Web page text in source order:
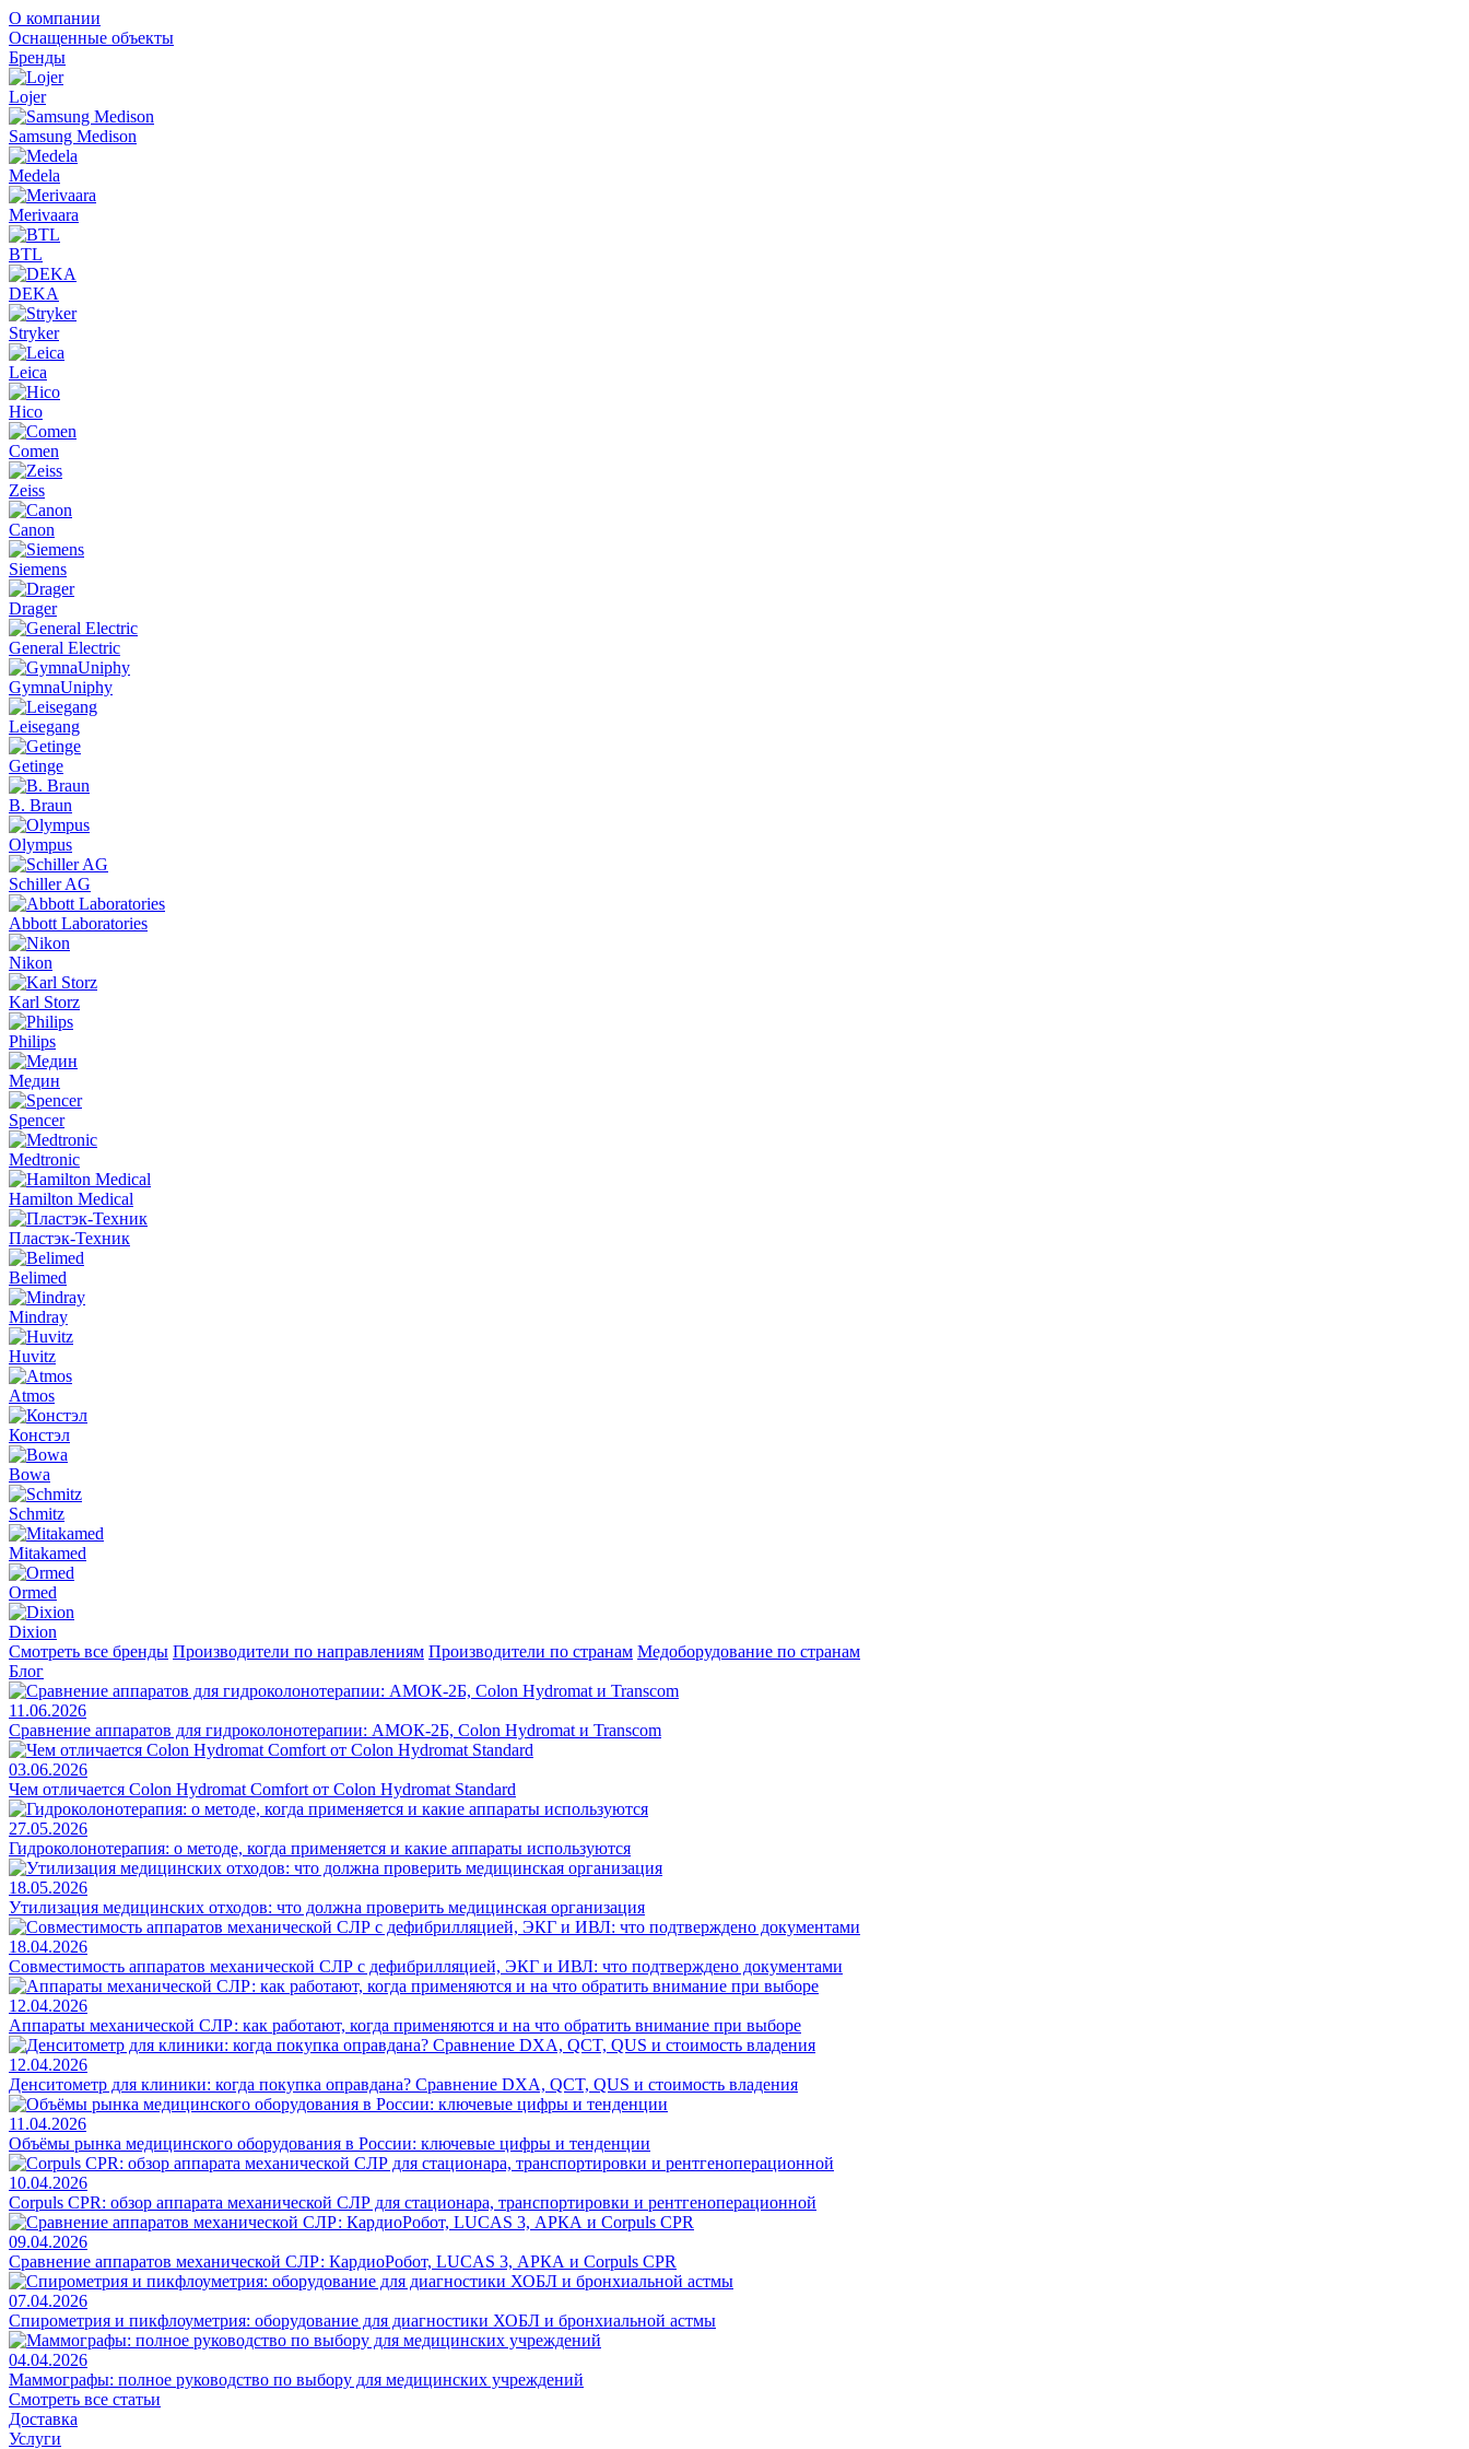
О компании
Оснащенные объекты
Бренды
Lojer
Samsung Medison
Medela
Merivaara
BTL
DEKA
Stryker
Leica
Hico
Comen
Zeiss
Canon
Siemens
Drager
General Electric
GymnaUniphy
Leisegang
Getinge
B. Braun
Olympus
Schiller AG
Abbott Laboratories
Nikon
Karl Storz
Philips
Медин
Spencer
Medtronic
Hamilton Medical
Пластэк-Техник
Belimed
Mindray
Huvitz
Atmos
Констэл
Bowa
Schmitz
Mitakamed
Ormed
Dixion
Смотреть все бренды Производители по направлениям Производители по странам Медоборудование по странам
Блог
11.06.2026
Сравнение аппаратов для гидроколонотерапии: АМОК-2Б, Colon Hydromat и Transcom
03.06.2026
Чем отличается Colon Hydromat Comfort от Colon Hydromat Standard
27.05.2026
Гидроколонотерапия: о методе, когда применяется и какие аппараты используются
18.05.2026
Утилизация медицинских отходов: что должна проверить медицинская организация
18.04.2026
Совместимость аппаратов механической СЛР с дефибрилляцией, ЭКГ и ИВЛ: что подтверждено документами
12.04.2026
Аппараты механической СЛР: как работают, когда применяются и на что обратить внимание при выборе
12.04.2026
Денситометр для клиники: когда покупка оправдана? Сравнение DXA, QCT, QUS и стоимость владения
11.04.2026
Объёмы рынка медицинского оборудования в России: ключевые цифры и тенденции
10.04.2026
Corpuls CPR: обзор аппарата механической СЛР для стационара, транспортировки и рентгеноперационной
09.04.2026
Сравнение аппаратов механической СЛР: КардиоРобот, LUCAS 3, АРКА и Corpuls CPR
07.04.2026
Спирометрия и пикфлоуметрия: оборудование для диагностики ХОБЛ и бронхиальной астмы
04.04.2026
Маммографы: полное руководство по выбору для медицинских учреждений
Смотреть все статьи
Доставка
Услуги